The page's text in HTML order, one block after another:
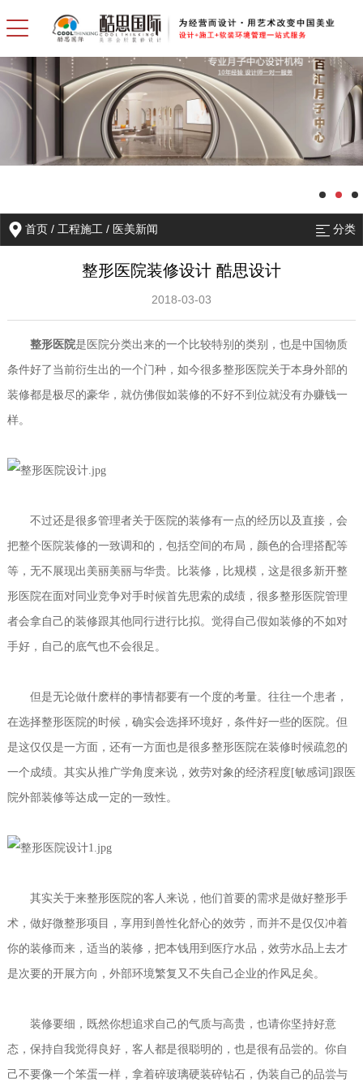
首页 /工程施工 / 医美新闻 分类
整形医院装修设计 酷思设计
2018-03-03
整形医院是医院分类出来的一个比较特别的类别，也是中国物质
条件好了当前衍生出的一个门种，如今很多整形医院关于本身外部的
装修都是极尽的豪华，就仿佛假如装修的不好不到位就没有办赚钱一
样。
不过还是很多管理者关于医院的装修有一点的经历以及直接，会
把整个医院装修的一致调和的，包括空间的布局，颜色的合理搭配等
等，无不展现出美丽美丽与华贵。比装修，比规模，这是很多新开整
形医院在面对同业竞争对手时候首先思索的成绩，很多整形医院管理
者会拿自己的装修跟其他同行进行比拟。觉得自己假如装修的不如对
手好，自己的底气也不会很足。
但是无论做什麽样的事情都要有一个度的考量。往往一个患者，
在选择整形医院的时候，确实会选择环境好，条件好一些的医院。但
是这仅仅是一方面，还有一方面也是很多整形医院在装修时候疏忽的
一个成绩。其实从推广学角度来说，效劳对象的经济程度[敏感词]跟医
院外部装修等达成一定的一致性。
其实关于来整形医院的客人来说，他们首要的需求是做好整形手
术，做好微整形项目，享用到兽性化舒心的效劳，而并不是仅仅冲着
你的装修而来，适当的装修，把本钱用到医疗水品，效劳水品上去才
是次要的开展方向，外部环境繁复又不失自己企业的作风足矣。
装修要细，既然你想追求自己的气质与高贵，也请你坚持好意
态，保持自我觉得良好，客人都是很聪明的，也是很有品尝的。你自
己不要像一个笨蛋一样，拿着碎玻璃硬装碎钻石，伪装自己的品尝与